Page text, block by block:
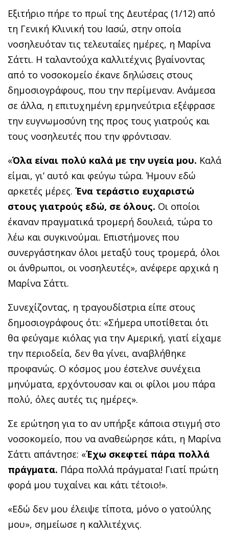
Εξιτήριο πήρε το πρωί της Δευτέρας (1/12) από
τη Γενική Κλινική του Ιασώ, στην οποία
νοσηλευόταν τις τελευταίες ημέρες, η Μαρίνα
Σάττι. Η ταλαντούχα καλλιτέχνις βγαίνοντας
από το νοσοκομείο έκανε δηλώσεις στους
δημοσιογράφους, που την περίμεναν. Ανάμεσα
σε άλλα, η επιτυχημένη ερμηνεύτρια εξέφρασε
την ευγνωμοσύνη της προς τους γιατρούς και
τους νοσηλευτές που την φρόντισαν.
«Όλα είναι πολύ καλά με την υγεία μου. Καλά
είμαι, γι’ αυτό και φεύγω τώρα. Ήμουν εδώ
αρκετές μέρες. Ένα τεράστιο ευχαριστώ
στους γιατρούς εδώ, σε όλους. Οι οποίοι
έκαναν πραγματικά τρομερή δουλειά, τώρα το
λέω και συγκινούμαι. Επιστήμονες που
συνεργάστηκαν όλοι μεταξύ τους τρομερά, όλοι
οι άνθρωποι, οι νοσηλευτές», ανέφερε αρχικά η
Μαρίνα Σάττι.
Συνεχίζοντας, η τραγουδίστρια είπε στους
δημοσιογράφους ότι: «Σήμερα υποτίθεται ότι
θα φεύγαμε κιόλας για την Αμερική, γιατί είχαμε
την περιοδεία, δεν θα γίνει, αναβλήθηκε
προφανώς. Ο κόσμος μου έστελνε συνέχεια
μηνύματα, ερχόντουσαν και οι φίλοι μου πάρα
πολύ, όλες αυτές τις ημέρες».
Σε ερώτηση για το αν υπήρξε κάποια στιγμή στο
νοσοκομείο, που να αναθεώρησε κάτι, η Μαρίνα
Σάττι απάντησε: «Έχω σκεφτεί πάρα πολλά
πράγματα. Πάρα πολλά πράγματα! Γιατί πρώτη
φορά μου τυχαίνει και κάτι τέτοιο!».
«Εδώ δεν μου έλειψε τίποτα, μόνο ο γατούλης
μου», σημείωσε η καλλιτέχνις.